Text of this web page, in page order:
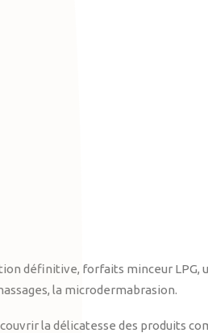
définitive, forfaits minceur LPG,
la microdermabrasion.
la délicatesse des produits